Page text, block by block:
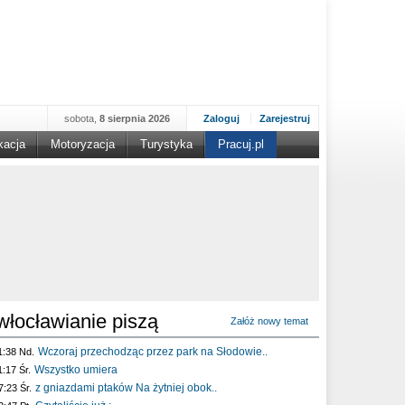
Zaloguj Zarejestruj
sobota, 8 sierpnia 2026
Motoryzacja Turystyka Pracuj.pl
piszą Załóż nowy temat
Nd. Wczoraj przechodząc przez park na Słodowie..
Śr. Wszystko umiera
Śr. z gniazdami ptaków Na żytniej obok..